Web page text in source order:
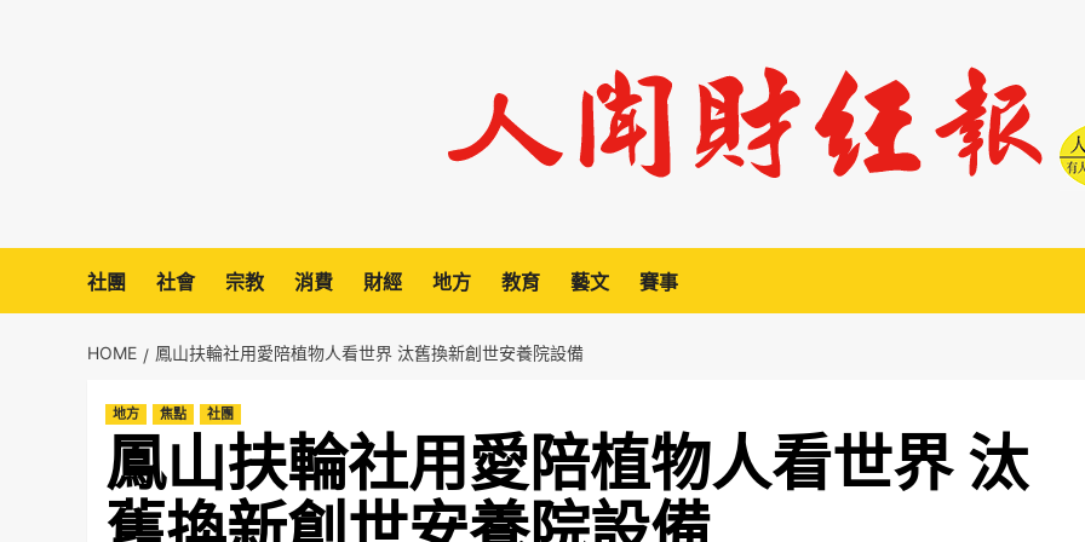
社團 社會 宗教 消費 財經 地方 教育 藝文 賽事
HOME 鳳山扶輪社用愛陪植物人看世界 汰舊換新創世安養院設備
地方 焦點 社團
鳳山扶輪社用愛陪植物人看世界 汰